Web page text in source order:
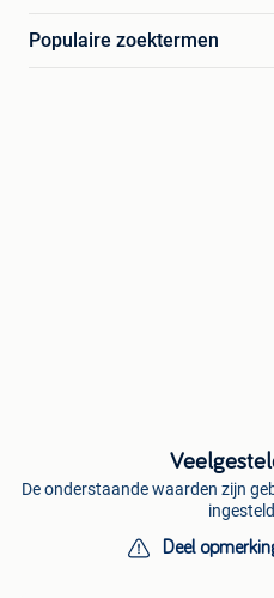
Populaire zoektermen
De onderstaande waarden zijn
Deel